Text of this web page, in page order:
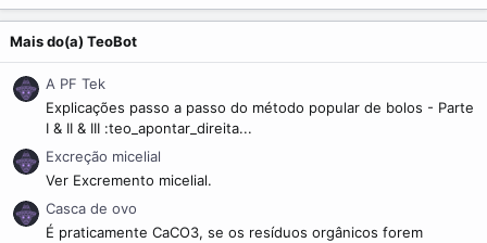
Mais do(a) TeoBot
A PF Tek
Explicações passo a passo do método popular de bolos - Parte
I & II & III :teo_apontar_direita...
Excreção micelial
Ver Excremento micelial.
Casca de ovo
É praticamente CaCO3, se os resíduos orgânicos forem